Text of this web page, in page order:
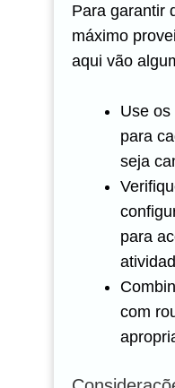
Para garantir
máximo
aqui vão
Use
para
seja
para
com